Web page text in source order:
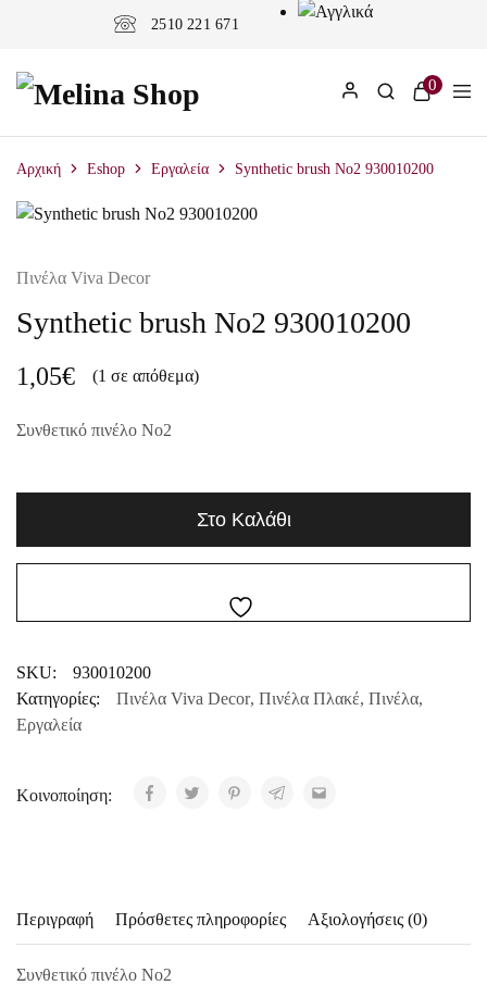
2510 221 671
0
Αρχική Eshop Εργαλεία Synthetic brush No2 930010200
Πινέλα Viva Decor
Synthetic brush No2 930010200
1,05€ (1 σε απόθεμα)
Συνθετικό πινέλο Νο2
Στο Καλάθι
SKU:
930010200
Κατηγορίες:
Πινέλα Viva Decor, Πινέλα Πλακέ, Πινέλα,
Εργαλεία
Κοινοποίηση:
Περιγραφή Πρόσθετες πληροφορίες Αξιολογήσεις (0)
Συνθετικό πινέλο Νο2